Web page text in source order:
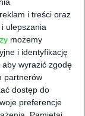
i treści oraz
ulepszania
możemy
i identyfikację
wyrazić zgodę
partnerów
dostęp do
preferencje
się
do